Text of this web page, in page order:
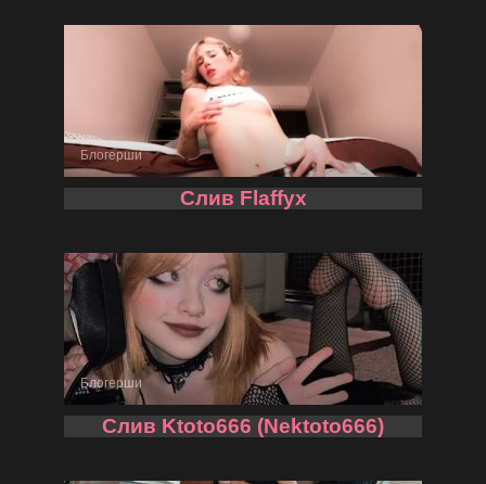
Блогерши
Слив Flaffyx
Блогерши
Слив Ktoto666 (Nektoto666)